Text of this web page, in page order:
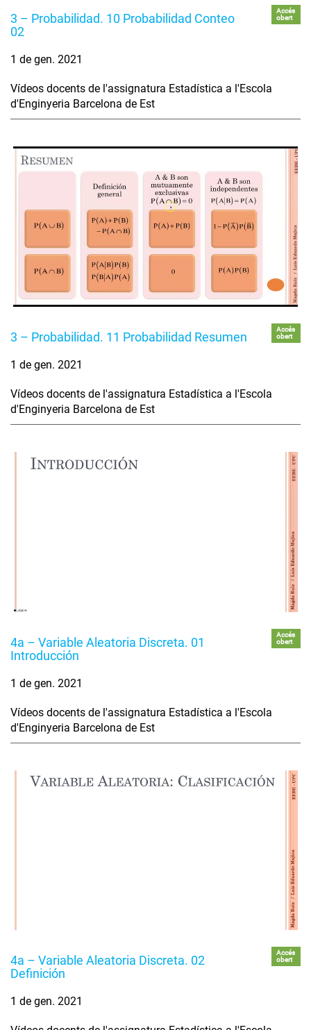
3 – Probabilidad. 10 Probabilidad Conteo
02
Accés
obert
1 de gen. 2021
Vídeos docents de l'assignatura Estadística a l'Escola
d'Enginyeria Barcelona de Est
3 – Probabilidad. 11 Probabilidad Resumen
Accés
obert
1 de gen. 2021
Vídeos docents de l'assignatura Estadística a l'Escola
d'Enginyeria Barcelona de Est
4a – Variable Aleatoria Discreta. 01
Introducción
Accés
obert
1 de gen. 2021
Vídeos docents de l'assignatura Estadística a l'Escola
d'Enginyeria Barcelona de Est
4a – Variable Aleatoria Discreta. 02
Definición
Accés
obert
1 de gen. 2021